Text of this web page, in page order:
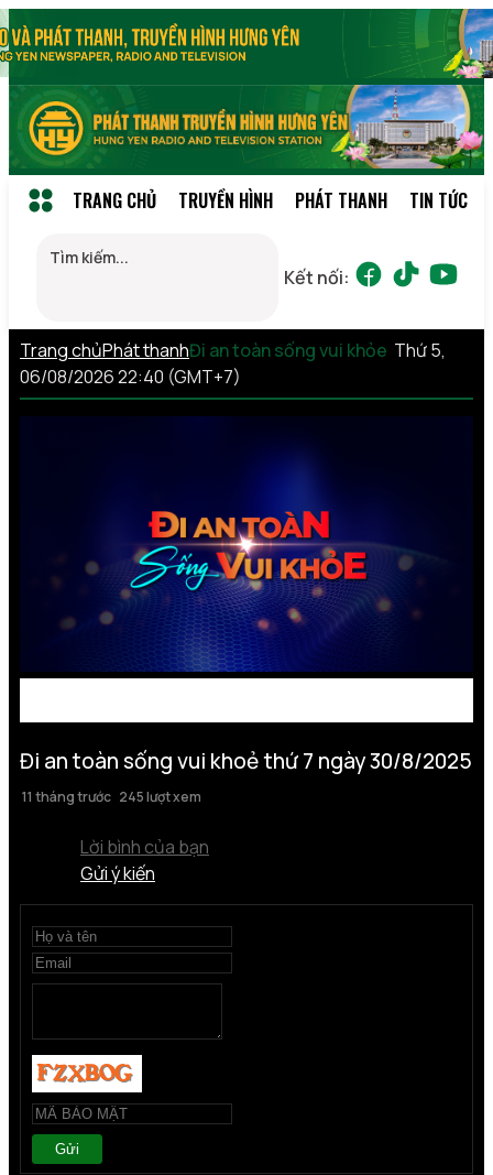
TRANG CHỦ TRUYỀN HÌNH PHÁT THANH TIN TỨC
Kết nối:
Trang chủPhát thanhĐi an toàn sống vui khỏe Thứ 5,
06/08/2026 22:40 (GMT+7)
Đi an toàn sống vui khoẻ thứ 7 ngày 30/8/2025
11 tháng trước 245 lượt xem
Lời bình của bạn
Gửi ý kiến
Gửi